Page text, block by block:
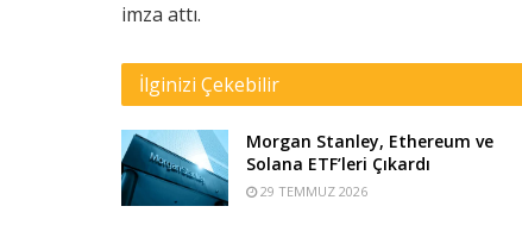
imza attı.
İlginizi Çekebilir
Morgan Stanley, Ethereum ve
Solana ETF’leri Çıkardı
29 TEMMUZ 2026